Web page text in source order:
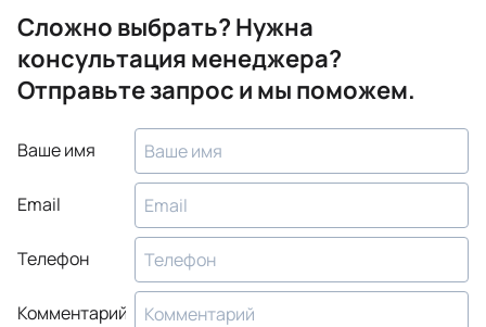
Сложно выбрать? Нужна
консультация менеджера?
Отправьте запрос и мы поможем.
Ваше имя
Email
Телефон
Комментарий